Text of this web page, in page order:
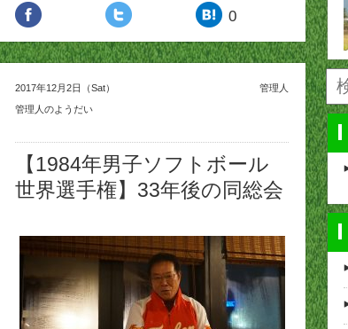
0
2017年12月2日（Sat）
管理人のようだい
管理人
【1984年男子ソフトボール
世界選手権】33年後の同総会